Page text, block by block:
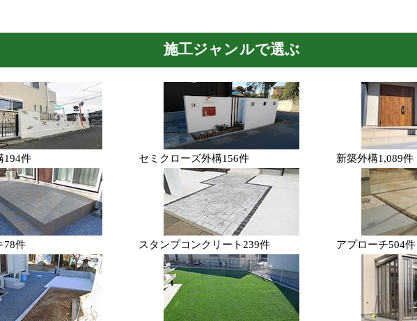
施工ジャンルで選ぶ
194件 セミクローズ外構156件 新築外構1,089件
78件 スタンプコンクリート 239件 アプローチ504件